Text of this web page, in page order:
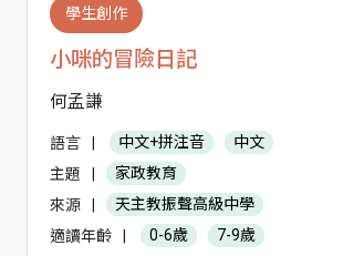
學生創作
小咪的冒險日記
何孟謙
語言 中文+拼注音
中文
主題
家政教育
來源
天主教振聲高級中學
適讀年齡
0-6歲
7-9歲